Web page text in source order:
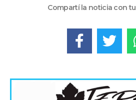
Compartí la noticia con